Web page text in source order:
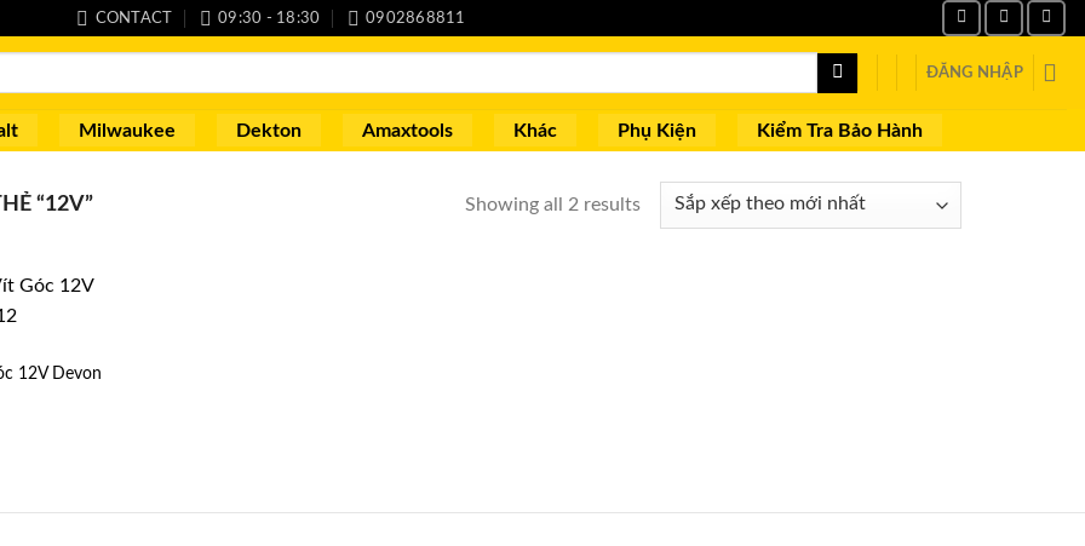
CONTACT 09:30 - 18:30 0902868811
ĐĂNG NHẬP
Milwaukee Dekton Amaxtools Khác Phụ Kiện Kiểm Tra Bảo Hành
“12V” Showing all 2 results
12V Devon